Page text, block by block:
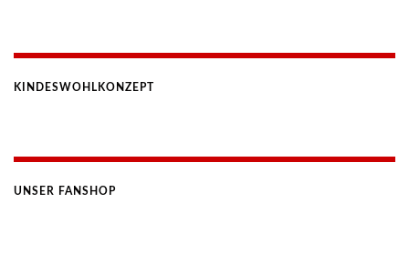
KINDESWOHLKONZEPT
UNSER FANSHOP